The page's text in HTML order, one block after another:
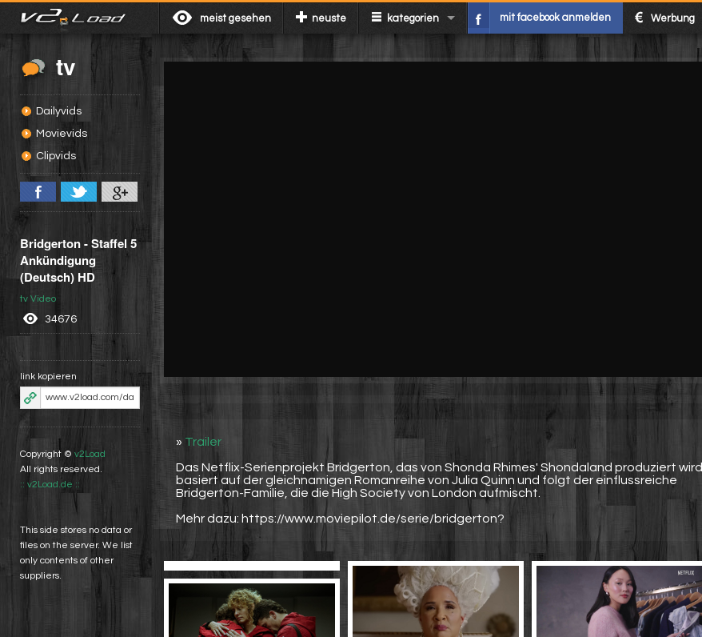
meist gesehen neuste kategorien mit facebook anmelden Werbung
tv
Dailyvids
Movievids
Clipvids
Bridgerton - Staffel 5
Ankündigung
(Deutsch) HD
tv Video
34676
link kopieren
Copyright © v2Load
All rights reserved.
:: v2Load.de ::
This side stores no data or
files on the server. We list
only contents of other
suppliers.
» Trailer
Das Netflix-Serienprojekt Bridgerton, das von Shonda Rhimes' Shondaland produziert wird,
basiert auf der gleichnamigen Romanreihe von Julia Quinn und folgt der einflussreiche
Bridgerton-Familie, die die High Society von London aufmischt.
Mehr dazu: https://www.moviepilot.de/serie/bridgerton?